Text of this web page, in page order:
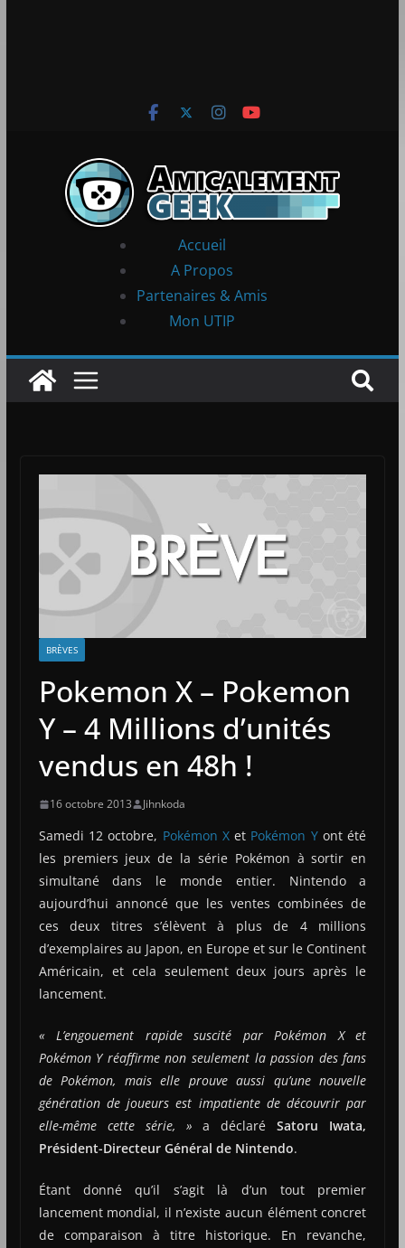
Accueil
A Propos
Partenaires & Amis
Mon UTIP
BRÈVES
Pokemon X – Pokemon
Y – 4 Millions d’unités
vendus en 48h !
16 octobre 2013 Jihnkoda
Samedi 12 octobre, Pokémon Xet Pokémon Yont été
les premiers jeux de la série Pokémon à sortir en
simultané dans le monde entier. Nintendo a
aujourd’hui annoncé que les ventes combinées de
ces deux titres s’élèvent à plus de 4 millions
d’exemplaires au Japon, en Europe et sur le Continent
Américain, et cela seulement deux jours après le
lancement.
« L’engouement rapide suscité par Pokémon X et
Pokémon Y réaffirme non seulement la passion des fans
de Pokémon, mais elle prouve aussi qu’une nouvelle
génération de joueurs est impatiente de découvrir par
elle-même cette série, » a déclaréSatoru Iwata,
Président-Directeur Général de Nintendo.
Étant donné qu’il s’agit là d’un tout premier
lancement mondial, il n’existe aucun élément concret
de comparaison à titre historique. En revanche,